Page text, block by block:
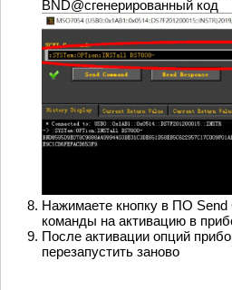
BND@сгенерированный код
Нажимаете кнопку в ПО Send
команды на активацию в
После активации опций
перезапустить заново